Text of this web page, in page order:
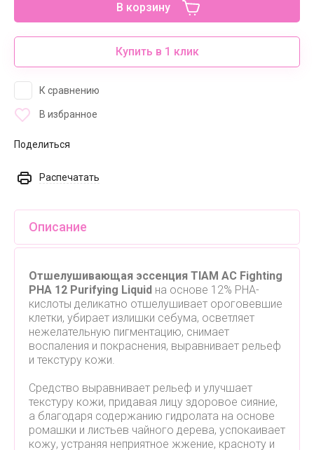
В корзину
Купить в 1 клик
К сравнению
В избранное
Поделиться
Распечатать
Описание
Отшелушивающая эссенция TIAM AC Fighting
PHA 12 Purifying Liquid на основе 12% PHA-
кислоты деликатно отшелушивает ороговевшие
клетки, убирает излишки себума, осветляет
нежелательную пигментацию, снимает
воспаления и покраснения, выравнивает рельеф
и текстуру кожи.
Средство выравнивает рельеф и улучшает
текстуру кожи, придавая лицу здоровое сияние,
а благодаря содержанию гидролата на основе
ромашки и листьев чайного дерева, успокаивает
кожу, устраняя неприятное жжение, красноту и